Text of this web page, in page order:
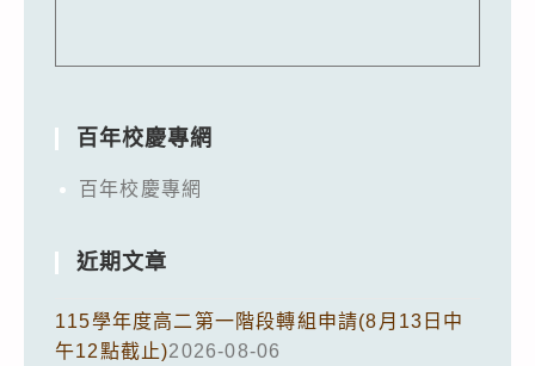
百年校慶專網
百年校慶專網
近期文章
115學年度高二第一階段轉組申請(8月13日中
午12點截止)2026-08-06